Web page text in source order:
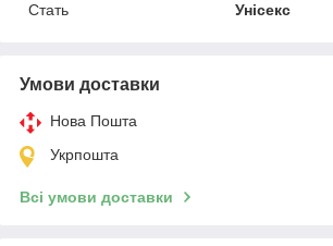
Стать
Унісекс
Умови доставки
Нова Пошта
Укрпошта
Всі умови доставки